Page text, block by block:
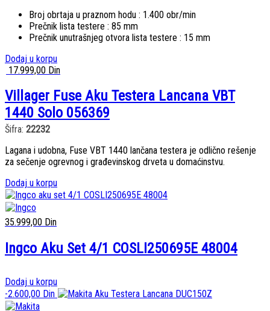
Broj obrtaja u praznom hodu : 1.400 obr/min
Prečnik lista testere : 85 mm
Prečnik unutrašnjeg otvora lista testere : 15 mm
Dodaj u korpu
17.999,00 Din
Villager Fuse Aku Testera Lancana VBT
1440 Solo 056369
Šifra: 22232
Lagana i udobna, Fuse VBT 1440 lančana testera je odlično rešenje
za sečenje ogrevnog i građevinskog drveta u domaćinstvu.
Dodaj u korpu
35.999,00 Din
Ingco Aku Set 4/1 COSLI250695E 48004
Dodaj u korpu
-2.600,00 Din